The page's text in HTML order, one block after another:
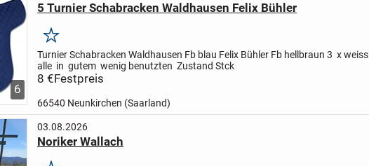
6
5 Turnier Schabracken Waldhausen Felix Bühler
Merken
Turnier Schabracken Waldhausen Fb blau Felix Bühler Fb hellbraun 3 x weiss
alle in gutem wenig benutzten Zustand Stck
8 €Festpreis
66540 Neunkirchen (Saarland)
03.08.2026
Noriker Wallach